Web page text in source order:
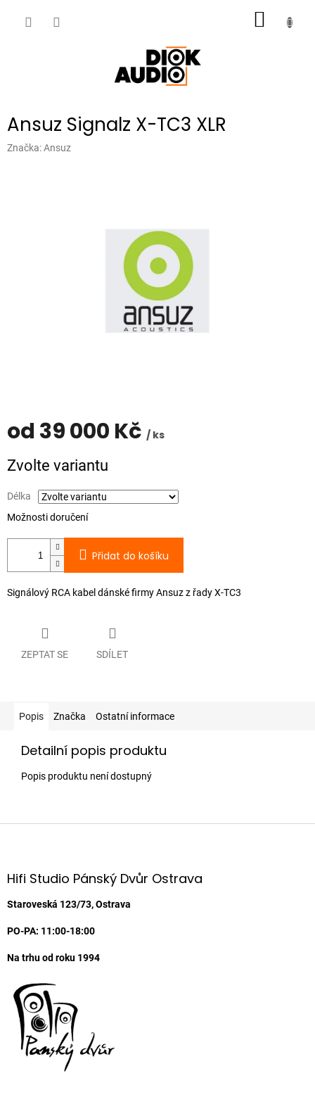
Ansuz Signalz X-TC3 XLR
Značka:Ansuz
od 39 000 Kč / ks
cena:
Zvolte variantu
Délka
Možnosti doručení
Přidat do košíku
Signálový RCA kabel dánské firmy Ansuz z řady X-TC3
ZEPTAT SE SDÍLET
Popis Značka Ostatní informace
Detailní popis produktu
Popis produktu není dostupný
Z
aHifi Studio Pánský Dvůr Ostrava
Staroveská 123/73, Ostrava
PO-PA: 11:00-18:00
Na trhu od roku 1994